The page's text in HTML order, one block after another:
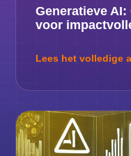
Generatieve
voor
Lees het volledige